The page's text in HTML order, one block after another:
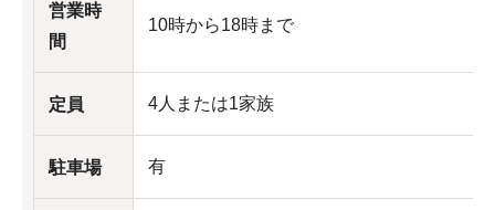
営業時
間
10時から18時まで
定員 4人または1家族
駐車場 有